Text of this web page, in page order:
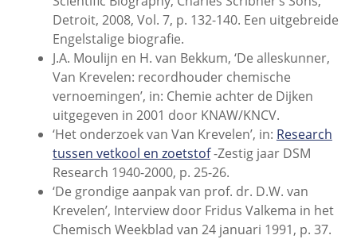
Detroit, 2008, Vol. 7, p. 132-140. Een uitgebreide
Engelstalige biografie.
J.A. Moulijn en H. van Bekkum, ‘De alleskunner,
Van Krevelen: recordhouder chemische
vernoemingen’, in: Chemie achter de Dijken
uitgegeven in 2001 door KNAW/KNCV.
‘Het onderzoek van Van Krevelen’, in: Research
tussen vetkool en zoetstof-Zestig jaar DSM
Research 1940-2000, p. 25-26.
‘De grondige aanpak van prof. dr. D.W. van
Krevelen’, Interview door Fridus Valkema in het
Chemisch Weekblad van 24 januari 1991, p. 37.